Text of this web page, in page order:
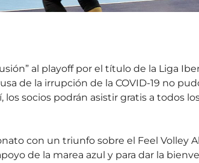
al playoff por el título de la Liga
de la irrupción de la COVID-19 no
socios podrán asistir gratis a todos
con un triunfo sobre el Feel Volley
de la marea azul y para dar la